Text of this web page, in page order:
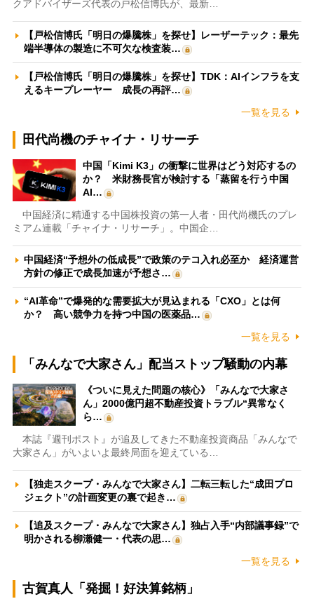
クアドバイザーズ代表の戸松信博氏が、最新…
【戸松信博氏「明日の爆騰株」を探せ】レーザーテック：最先
端半導体の製造に不可欠な検査装…
【戸松信博氏「明日の爆騰株」を探せ】TDK：AIインフラを支
えるキープレーヤー 成長の再評…
一覧を見る
田代尚機のチャイナ・リサーチ
中国「Kimi K3」の衝撃に世界はどう対応するの
か？ 米財務長官が検討する「蒸留を行う中国
AI…
中国経済に精通する中国株投資の第一人者・田代尚機氏のプレ
ミアム連載「チャイナ・リサーチ」。中国企…
中国経済“予想外の低成長”で政策のテコ入れ必至か 経済運営
方針の修正で成長加速が予想さ…
“AI革命”で爆発的な需要拡大が見込まれる「CXO」とは何
か？ 高い競争力を持つ中国の医薬品…
一覧を見る
「みんなで大家さん」配当ストップ騒動の内幕
《ついに見えた問題の核心》「みんなで大家さ
ん」2000億円超不動産投資トラブル“異常なく
ら…
本誌『週刊ポスト』が追及してきた不動産投資商品「みんなで
大家さん」がいよいよ最終局面を迎えている…
【独走スクープ・みんなで大家さん】二転三転した“成田プロ
ジェクト”の計画変更の裏で起き…
【追及スクープ・みんなで大家さん】独占入手“内部議事録”で
明かされる柳瀬健一・代表の思…
一覧を見る
古賀真人「発掘！好決算銘柄」